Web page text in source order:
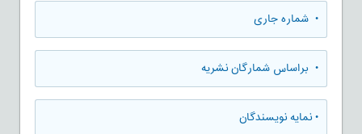
• شماره جاری
• براساس شمارگان نشریه
•نمایه نویسندگان